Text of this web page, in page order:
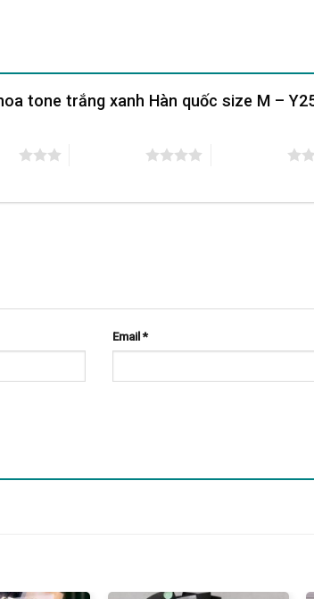
tone trắng xanh Hàn quốc size M –
Email*